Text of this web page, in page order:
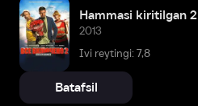
Hammasi kiritilgan 2
2013
Ivi reytingi: 7,8
Batafsil